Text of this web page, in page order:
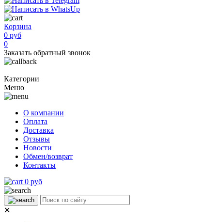
Корзина
0 руб
0
Заказать обратный звонок
Категории
Меню
О компании
Оплата
Доставка
Отзывы
Новости
Обмен/возврат
Контакты
0 руб
✕